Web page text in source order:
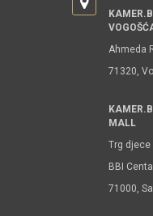
Ahmeda
71320,
MALL
Trg djece
BBI
71000,